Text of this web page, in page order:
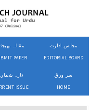
مقالہ
PAPER
مجلس ادارت
EDITORIAL BOARD
تازہ شمارہ
ISSUE
سر ورق
HOME